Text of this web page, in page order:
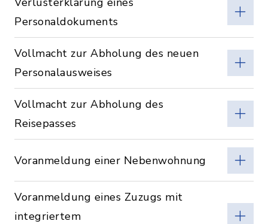
Personaldokuments
Vollmacht zur Abholung des neuen
Personalausweises
Vollmacht zur Abholung des
Reisepasses
Voranmeldung einer Nebenwohnung
Voranmeldung eines Zuzugs mit
integriertem